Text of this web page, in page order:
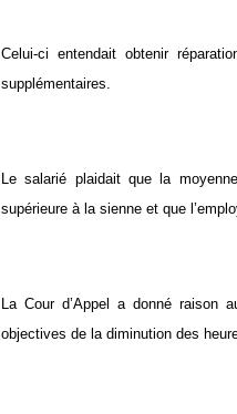
Celui-ci entendait obtenir
supplémentaires.
Le salarié plaidait que la
supérieure à la sienne et que
La Cour d’Appel a donné raison
objectives de la diminution des